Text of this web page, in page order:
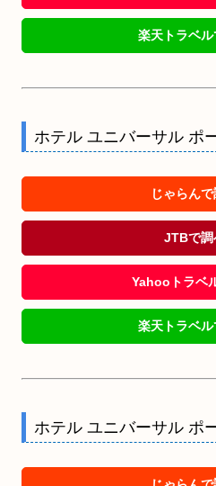
楽天トラベル
ホテル ユニバーサル ポ
じゃらん
JTBで調
Yahooトラベ
楽天トラベル
ホテル ユニバーサル ポ